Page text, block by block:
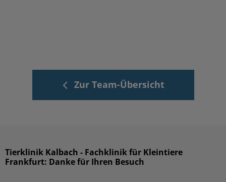
Zur Team-Übersicht
Tierklinik Kalbach - Fachklinik für Kleintiere
Frankfurt: Danke für Ihren Besuch